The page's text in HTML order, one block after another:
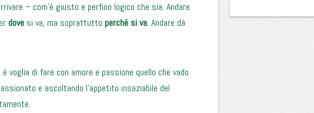
– com’è giusto e perfino logico che sia. Andare
dove si va, ma soprattutto perché si va. Andare dà
voglia di fare con amore e passione quello che vado
e ascoltando l’appetito insaziabile del